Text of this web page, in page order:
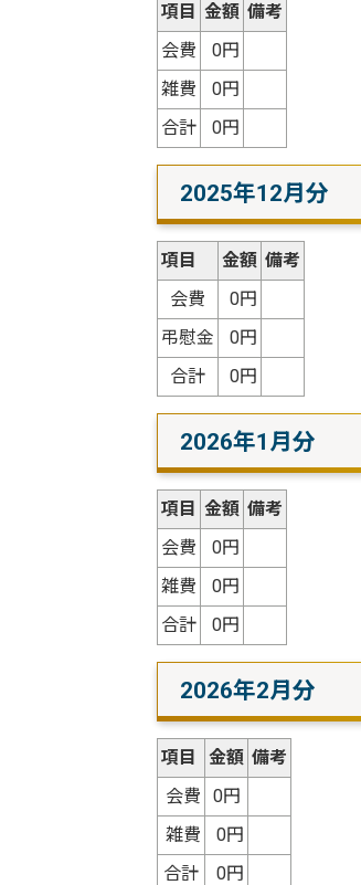
項目 金額 備考
会費
0円
雑費
0円
合計
0円
2025年12月分
項目 金額 備考
会費
0円
弔慰金
0円
合計
0円
2026年1月分
項目 金額 備考
会費
0円
雑費
0円
合計
0円
2026年2月分
項目 金額 備考
会費
0円
雑費
0円
合計
0円